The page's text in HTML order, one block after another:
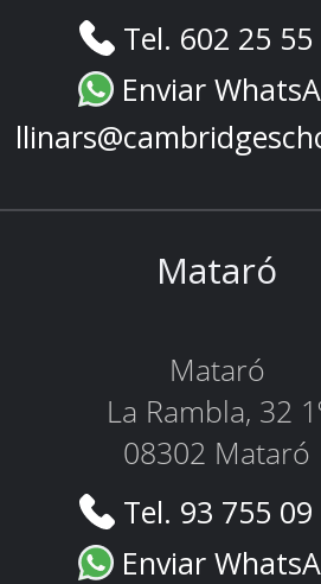
Tel. 602 25
Enviar
Mataró
Mataró
La Rambla, 32
08302 Mataró
Tel. 93 755
Enviar